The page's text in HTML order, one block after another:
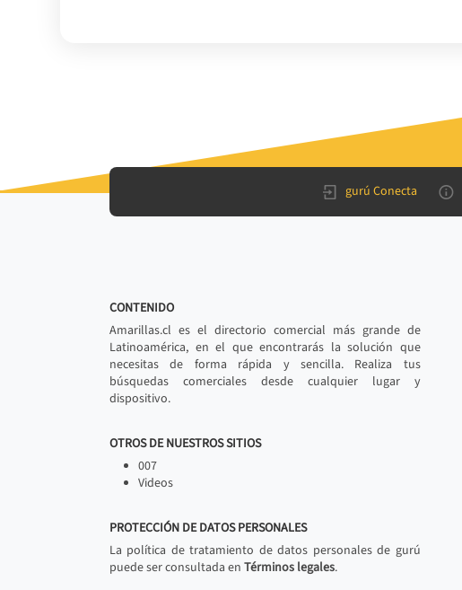
gurú Conecta
CONTENIDO
Amarillas.cl es el directorio comercial más grande de
Latinoamérica, en el que encontrarás la solución que
necesitas de forma rápida y sencilla. Realiza tus
búsquedas comerciales desde cualquier lugar y
dispositivo.
OTROS DE NUESTROS SITIOS
007
Videos
PROTECCIÓN DE DATOS PERSONALES
La política de tratamiento de datos personales de gurú
puede ser consultada en Términos legales.